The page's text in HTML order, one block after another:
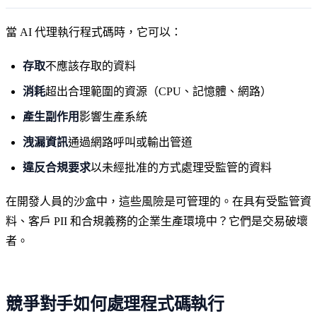
當 AI 代理執行程式碼時，它可以：
存取不應該存取的資料
消耗超出合理範圍的資源（CPU、記憶體、網路）
產生副作用 影響生產系統
洩漏資訊通過網路呼叫或輸出管道
違反合規要求以未經批准的方式處理受監管的資料
在開發人員的沙盒中，這些風險是可管理的。在具有受監管資
料、客戶 PII 和合規義務的企業生產環境中？它們是交易破壞
者。
競爭對手如何處理程式碼執行